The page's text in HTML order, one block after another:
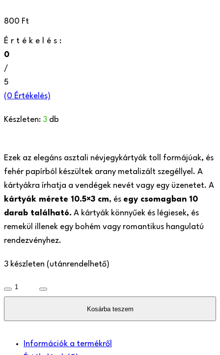
800 Ft
Értékelés:
0
/
5
(0 Értékelés)
Készleten: 3 db
Ezek az elegáns asztali névjegykártyák toll formájúak, és
fehér papírból készültek arany metalizált szegéllyel. A
kártyákra írhatja a vendégek nevét vagy egy üzenetet. A
kártyák mérete 10.5×3 cm, és egy csomagban 10
darab található. A kártyák könnyűek és légiesek, és
remekül illenek egy bohém vagy romantikus hangulatú
rendezvényhez.
3 készleten (utánrendelhető)
Toll
db
Kosárba teszem
Információk a termékről